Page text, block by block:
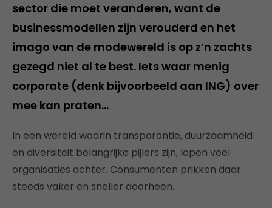
sector die moet veranderen, want de
businessmodellen zijn verouderd en het
imago van de modewereld is op z’n zachts
gezegd niet al te best. Iets waar menig
corporate (denk bijvoorbeeld aan ING) over
mee kan praten…
In een wereld waarin transparantie, duurzaamheid
en diversiteit belangrijke pijlers zijn, lopen veel
organisaties achter. Consumenten prikken daar
steeds vaker en sneller doorheen.